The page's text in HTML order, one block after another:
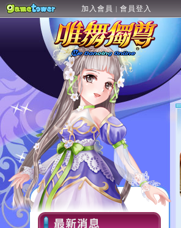
加入會員 | 會員登入